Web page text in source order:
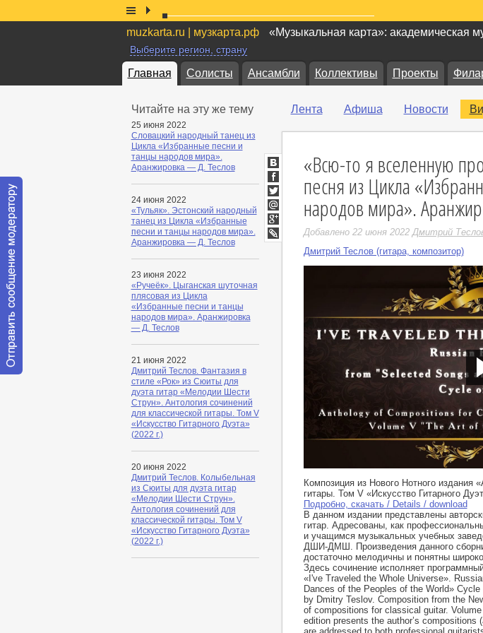
muzkarta.ru | музкарта.рф
«Музыкальная карта»: академическая
Выберите регион, страну
Главная Солисты Ансамбли Коллективы Проекты
Читайте на эту же тему
25 июня 2022
Словацкий народный танец из
Цикла «Избранные песни и
танцы народов мира».
Аранжировка — Д. Теслов
24 июня 2022
«Тульяк». Эстонский народный
танец из Цикла «Избранные
песни и танцы народов мира».
Аранжировка — Д. Теслов
23 июня 2022
«Ручеёк». Цыганская шуточная
плясовая из Цикла
«Избранные песни и танцы
народов мира». Аранжировка
— Д. Теслов
21 июня 2022
Дмитрий Теслов. Фантазия в
стиле «Рок» из Сюиты для
дуэта гитар «Мелодии Шести
Струн». Антология сочинений
для классической гитары. Том V
«Искусство Гитарного Дуэта»
(2022 г.)
20 июня 2022
Дмитрий Теслов. Колыбельная
из Сюиты для дуэта гитар
«Мелодии Шести Струн».
Антология сочинений для
классической гитары. Том V
«Искусство Гитарного Дуэта»
(2022 г.)
Лента Афиша Новости
«Всю-то я вселенную
песня из Цикла
народов мира».
Добавлено 22 июня 2022Дмитрий
Дмитрий Теслов (гитара, композитор)
Композиция из Нового Нотного издания
гитары. Том V «Искусство Гитарного
Подробно, скачать / Details / download
В данном издании представлены
гитар. Адресованы, как
и учащимся музыкальных учебных
ДШИ-ДМШ. Произведения данного
достаточно мелодичны и понятны
Здесь сочинение исполняет
«I've Traveled the Whole Universe».
Dances of the Peoples of the World»
by Dmitry Teslov. Composition from the
of compositions for classical guitar.
edition presents the author’s compositions
ВКонтакте
Facebook
Twitter
Мой
Мир
Google+
LiveJournal